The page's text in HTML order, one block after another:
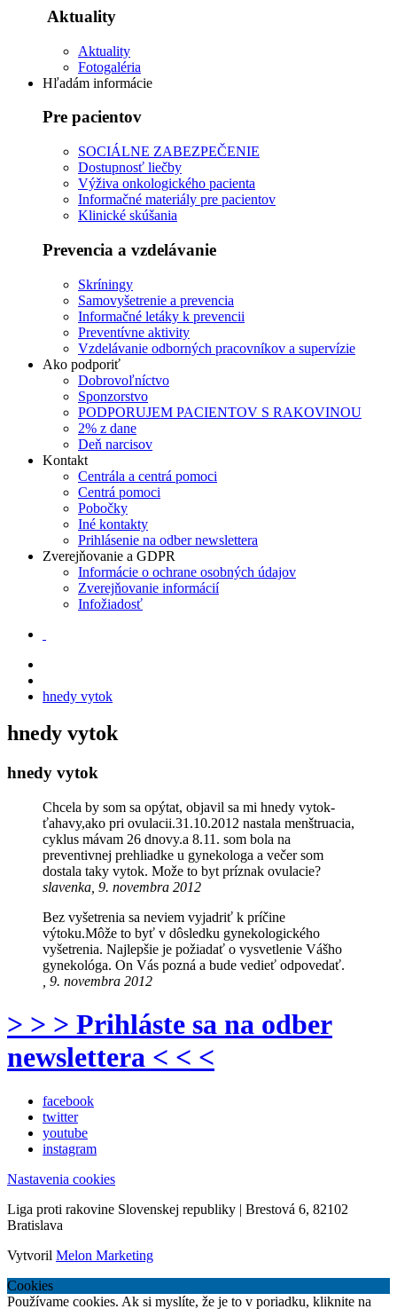
Aktuality
Aktuality
Fotogaléria
Hľadám informácie
Pre pacientov
SOCIÁLNE ZABEZPEČENIE
Dostupnosť liečby
Výživa onkologického pacienta
Informačné materiály pre pacientov
Klinické skúšania
Prevencia a vzdelávanie
Skríningy
Samovyšetrenie a prevencia
Informačné letáky k prevencii
Preventívne aktivity
Vzdelávanie odborných pracovníkov a supervízie
Ako podporiť
Dobrovoľníctvo
Sponzorstvo
PODPORUJEM PACIENTOV S RAKOVINOU
2% z dane
Deň narcisov
Kontakt
Centrála a centrá pomoci
Centrá pomoci
Pobočky
Iné kontakty
Prihlásenie na odber newslettera
Zverejňovanie a GDPR
Informácie o ochrane osobných údajov
Zverejňovanie informácií
Infožiadosť
hnedy vytok
hnedy vytok
hnedy vytok
Chcela by som sa opýtat, objavil sa mi hnedy vytok-
ťahavy,ako pri ovulacii.31.10.2012 nastala menštruacia,
cyklus mávam 26 dnovy.a 8.11. som bola na
preventivnej prehliadke u gynekologa a večer som
dostala taky vytok. Može to byt príznak ovulacie?
slavenka, 9. novembra 2012
Bez vyšetrenia sa neviem vyjadriť k príčine
výtoku.Môže to byť v dôsledku gynekologického
vyšetrenia. Najlepšie je požiadať o vysvetlenie Vášho
gynekológa. On Vás pozná a bude vedieť odpovedať.
, 9. novembra 2012
> > > Prihláste sa na odber
newslettera < < <
facebook
twitter
youtube
instagram
Nastavenia cookies
Liga proti rakovine Slovenskej republiky | Brestová 6, 82102
Bratislava
Vytvoril Melon Marketing
Cookies
Používame cookies. Ak si myslíte, že je to v poriadku, kliknite na